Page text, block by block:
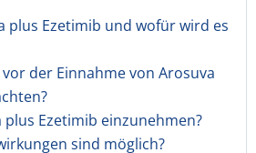
plus Ezetimib und wofür wird es
der Einnahme von Arosuva
plus Ezetimib einzunehmen?
sind möglich?